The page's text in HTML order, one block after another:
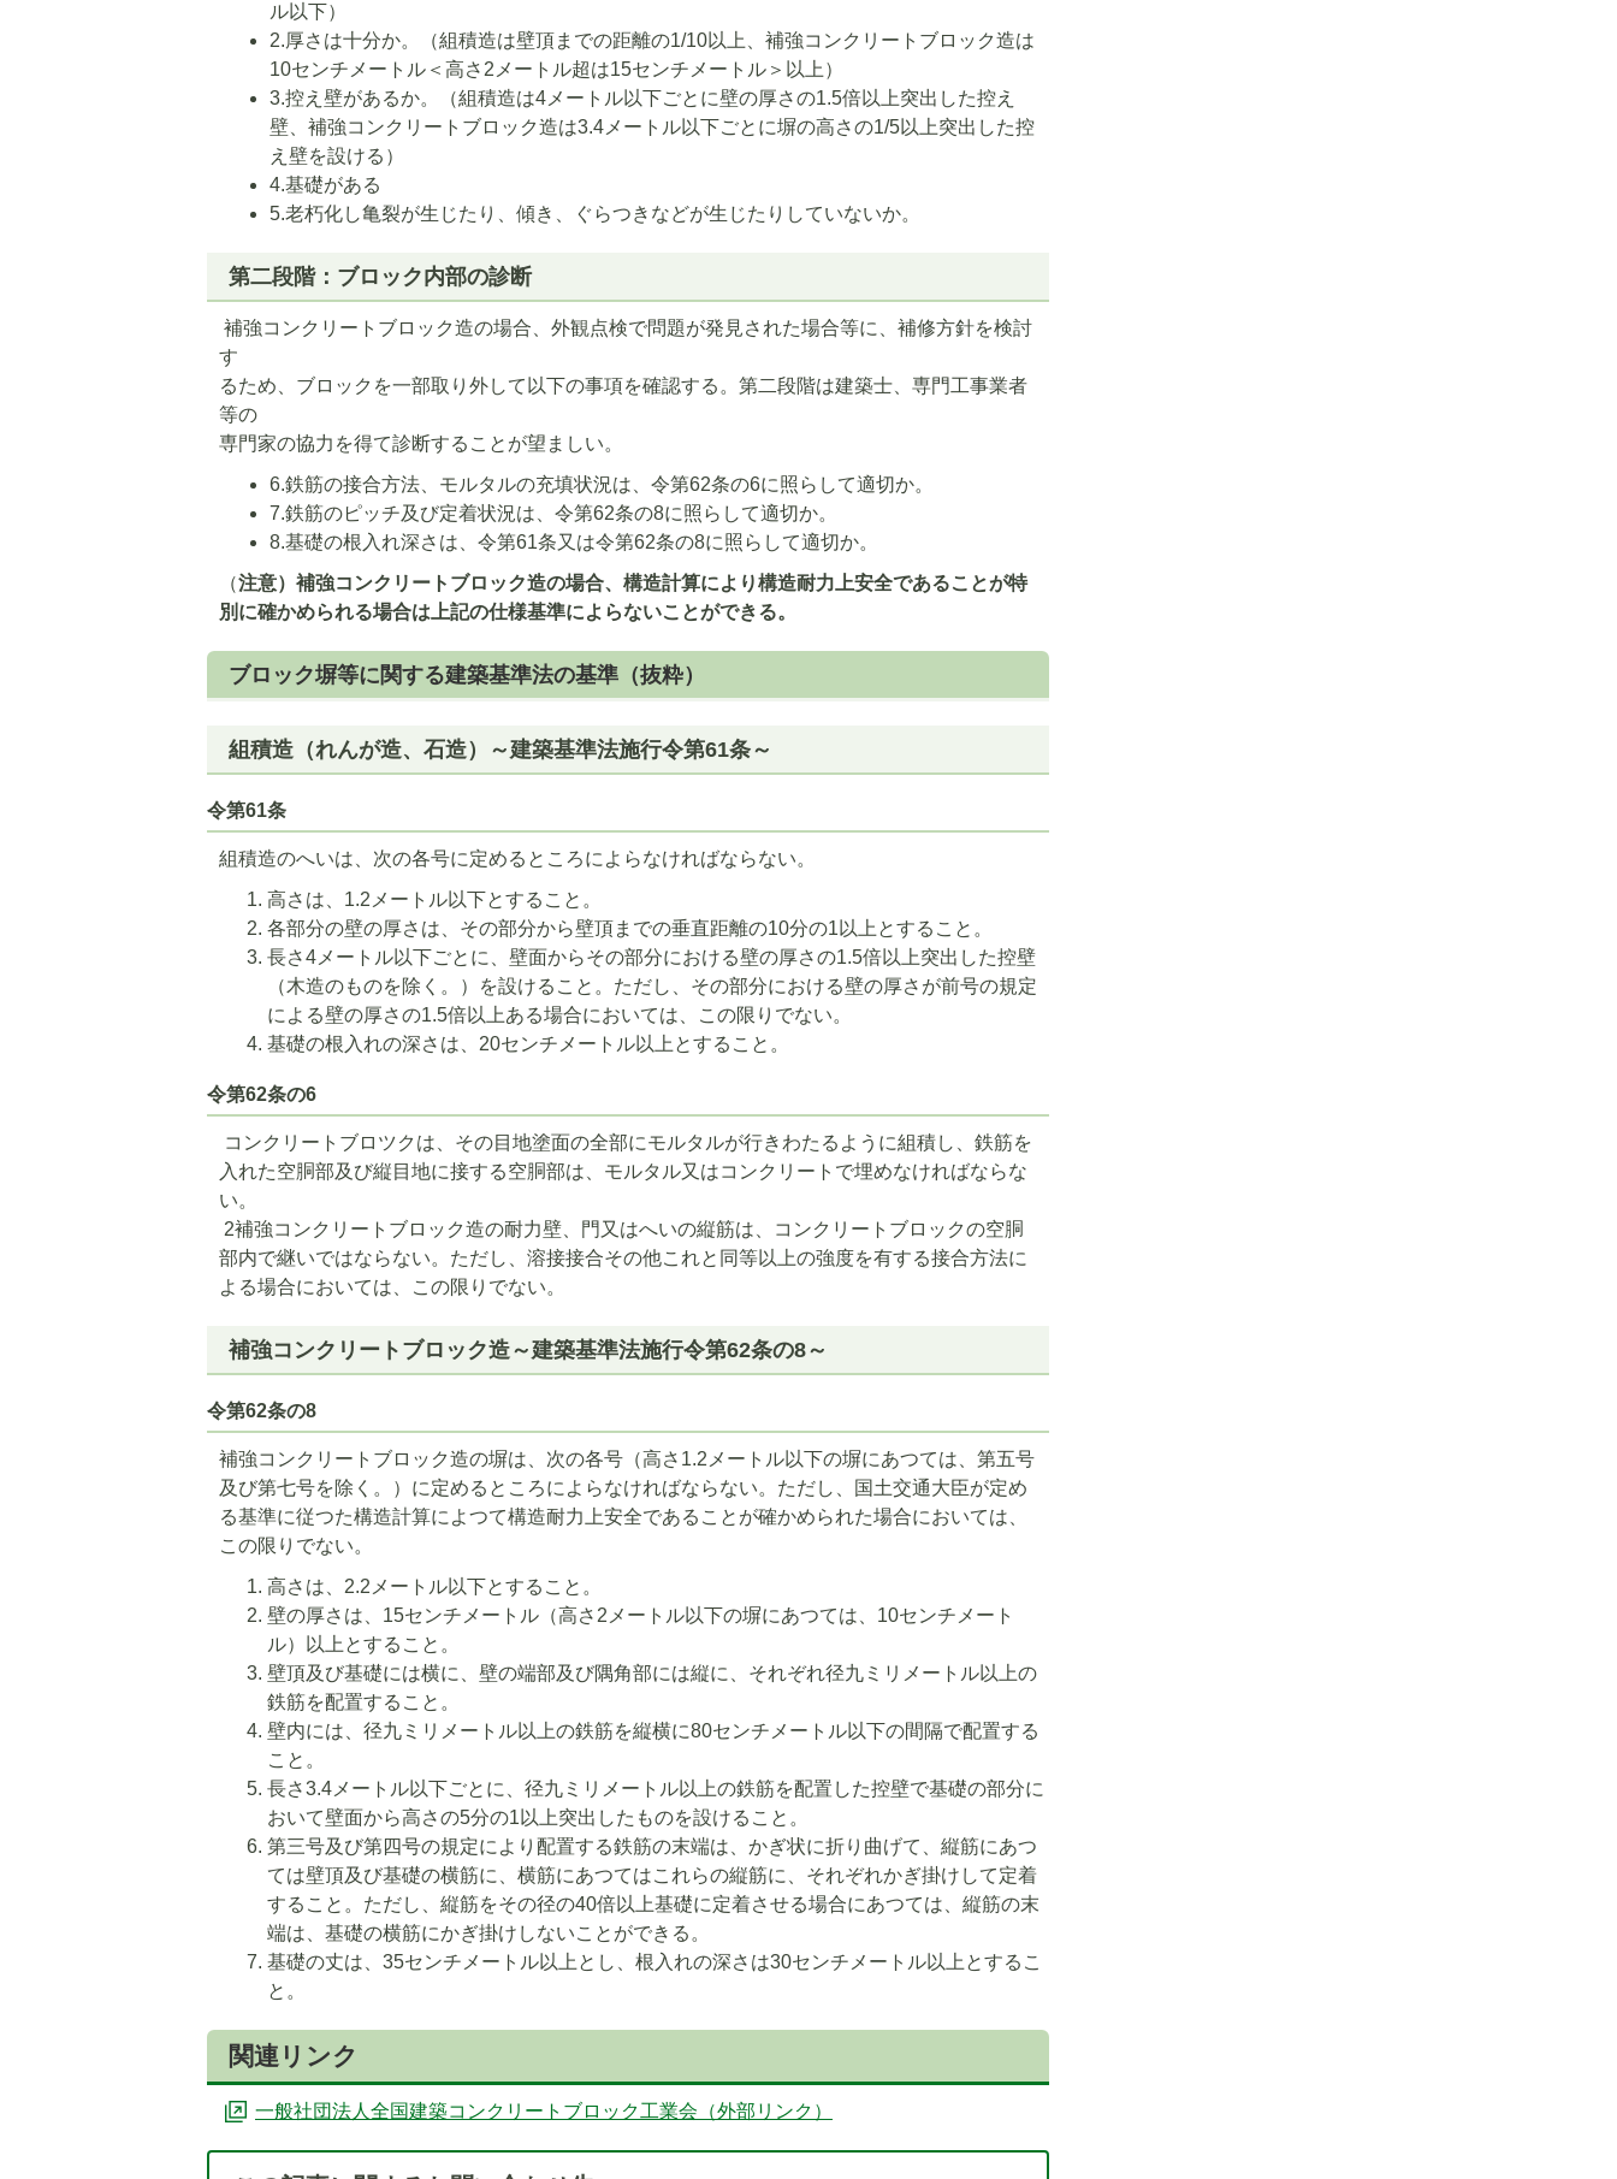
ル以下）
2.厚さは十分か。（組積造は壁頂までの距離の1/10以上、補強コンクリートブロック造は
10センチメートル＜高さ2メートル超は15センチメートル＞以上）
3.控え壁があるか。（組積造は4メートル以下ごとに壁の厚さの1.5倍以上突出した控え
壁、補強コンクリートブロック造は3.4メートル以下ごとに塀の高さの1/5以上突出した控
え壁を設ける）
4.基礎がある
5.老朽化し亀裂が生じたり、傾き、ぐらつきなどが生じたりしていないか。
第二段階：ブロック内部の診断
補強コンクリートブロック造の場合、外観点検で問題が発見された場合等に、補修方針を検討
す
るため、ブロックを一部取り外して以下の事項を確認する。第二段階は建築士、専門工事業者
等の
専門家の協力を得て診断することが望ましい。
6.鉄筋の接合方法、モルタルの充填状況は、令第62条の6に照らして適切か。
7.鉄筋のピッチ及び定着状況は、令第62条の8に照らして適切か。
8.基礎の根入れ深さは、令第61条又は令第62条の8に照らして適切か。
（注意）補強コンクリートブロック造の場合、構造計算により構造耐力上安全であることが特
別に確かめられる場合は上記の仕様基準によらないことができる。
ブロック塀等に関する建築基準法の基準（抜粋）
組積造（れんが造、石造）～建築基準法施行令第61条～
令第61条
組積造のへいは、次の各号に定めるところによらなければならない。
高さは、1.2メートル以下とすること。
各部分の壁の厚さは、その部分から壁頂までの垂直距離の10分の1以上とすること。
長さ4メートル以下ごとに、壁面からその部分における壁の厚さの1.5倍以上突出した控壁
（木造のものを除く。）を設けること。ただし、その部分における壁の厚さが前号の規定
による壁の厚さの1.5倍以上ある場合においては、この限りでない。
基礎の根入れの深さは、20センチメートル以上とすること。
令第62条の6
コンクリートブロツクは、その目地塗面の全部にモルタルが行きわたるように組積し、鉄筋を
入れた空胴部及び縦目地に接する空胴部は、モルタル又はコンクリートで埋めなければならな
い。
2補強コンクリートブロック造の耐力壁、門又はへいの縦筋は、コンクリートブロックの空胴
部内で継いではならない。ただし、溶接接合その他これと同等以上の強度を有する接合方法に
よる場合においては、この限りでない。
補強コンクリートブロック造～建築基準法施行令第62条の8～
令第62条の8
補強コンクリートブロック造の塀は、次の各号（高さ1.2メートル以下の塀にあつては、第五号
及び第七号を除く。）に定めるところによらなければならない。ただし、国土交通大臣が定め
る基準に従つた構造計算によつて構造耐力上安全であることが確かめられた場合においては、
この限りでない。
高さは、2.2メートル以下とすること。
壁の厚さは、15センチメートル（高さ2メートル以下の塀にあつては、10センチメート
ル）以上とすること。
壁頂及び基礎には横に、壁の端部及び隅角部には縦に、それぞれ径九ミリメートル以上の
鉄筋を配置すること。
壁内には、径九ミリメートル以上の鉄筋を縦横に80センチメートル以下の間隔で配置する
こと。
長さ3.4メートル以下ごとに、径九ミリメートル以上の鉄筋を配置した控壁で基礎の部分に
おいて壁面から高さの5分の1以上突出したものを設けること。
第三号及び第四号の規定により配置する鉄筋の末端は、かぎ状に折り曲げて、縦筋にあつ
ては壁頂及び基礎の横筋に、横筋にあつてはこれらの縦筋に、それぞれかぎ掛けして定着
すること。ただし、縦筋をその径の40倍以上基礎に定着させる場合にあつては、縦筋の末
端は、基礎の横筋にかぎ掛けしないことができる。
基礎の丈は、35センチメートル以上とし、根入れの深さは30センチメートル以上とするこ
と。
関連リンク
一般社団法人全国建築コンクリートブロック工業会（外部リンク）